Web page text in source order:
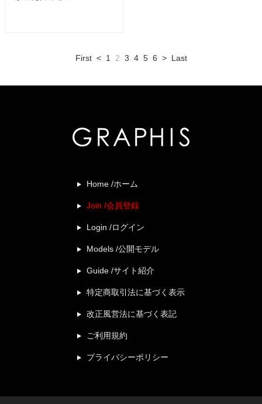
First < 1 2 3 4 5 6 > Last
Home /ホーム
Join /会員登録
Login /ログイン
Models /公開モデル
Guide /サイト紹介
特定商取引法に基づく表示
改正風営法に基づく表記
ご利用規約
プライバシーポリシー